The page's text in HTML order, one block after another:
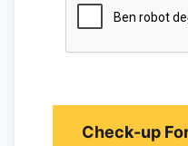
Check-up